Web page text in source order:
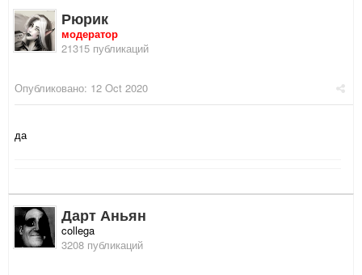
Рюрик
модератор
21315 публикаций
Опубликовано: 12 Oct 2020
да
Дарт Аньян
collega
3208 публикаций